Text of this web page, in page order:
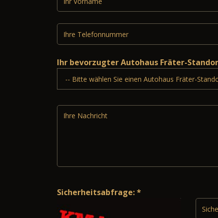
Ihr bevorzugter Autohaus Fräter-
Sicherheitsabfrage: *